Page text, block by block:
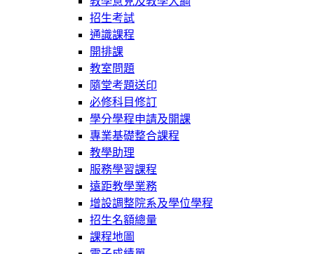
招生考試
通識課程
開排課
教室問題
隨堂考題送印
必修科目修訂
學分學程申請及開課
專業基礎整合課程
教學助理
服務學習課程
遠距教學業務
增設調整院系及學位學程
招生名額總量
課程地圖